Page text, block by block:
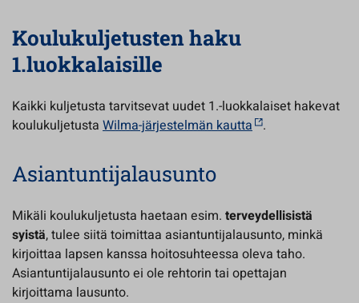
Koulukuljetusten haku
1.luokkalaisille
Kaikki kuljetusta tarvitsevat uudet 1.-luokkalaiset hakevat
koulukuljetusta Wilma-järjestelmän kautta .
Asiantuntijalausunto
Mikäli koulukuljetusta haetaan esim. terveydellisistä
syistä, tulee siitä toimittaa asiantuntijalausunto, minkä
kirjoittaa lapsen kanssa hoitosuhteessa oleva taho.
Asiantuntijalausunto ei ole rehtorin tai opettajan
kirjoittama lausunto.